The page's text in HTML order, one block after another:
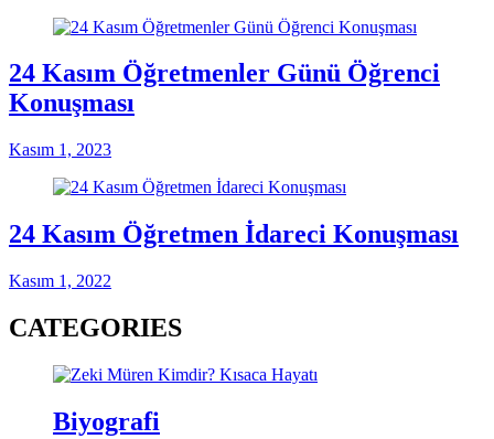
24 Kasım Öğretmenler Günü Öğrenci
Konuşması
Kasım 1, 2023
24 Kasım Öğretmen İdareci Konuşması
Kasım 1, 2022
CATEGORIES
Biyografi